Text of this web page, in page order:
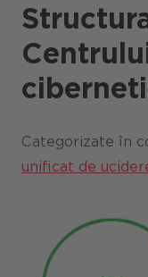
Categorizate în
unificat de